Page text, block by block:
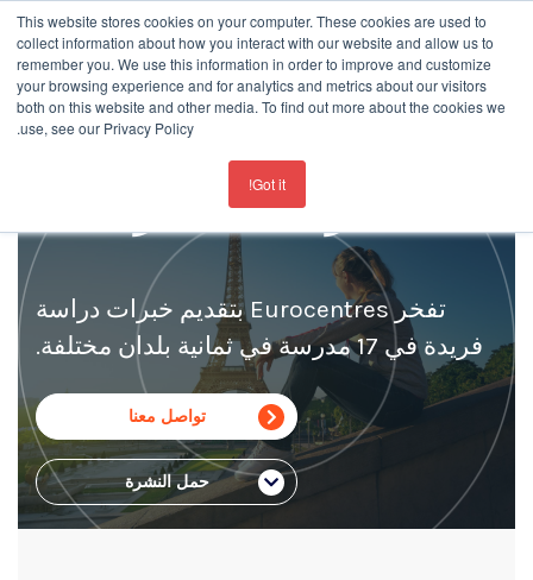
This website stores cookies on your computer. These cookies are used to
collect information about how you interact with our website and allow us to
remember you. We use this information in order to improve and customize
your browsing experience and for analytics and metrics about our visitors
both on this website and other media. To find out more about the cookies we
use, see our Privacy Policy.
Got it!
For the latest updates about our schools
اعثر على مدرستك
تفخر Eurocentres بتقديم خبرات دراسة
فريدة في 17 مدرسة في ثمانية بلدان مختلفة.
تواصل معنا
حمل النشرة